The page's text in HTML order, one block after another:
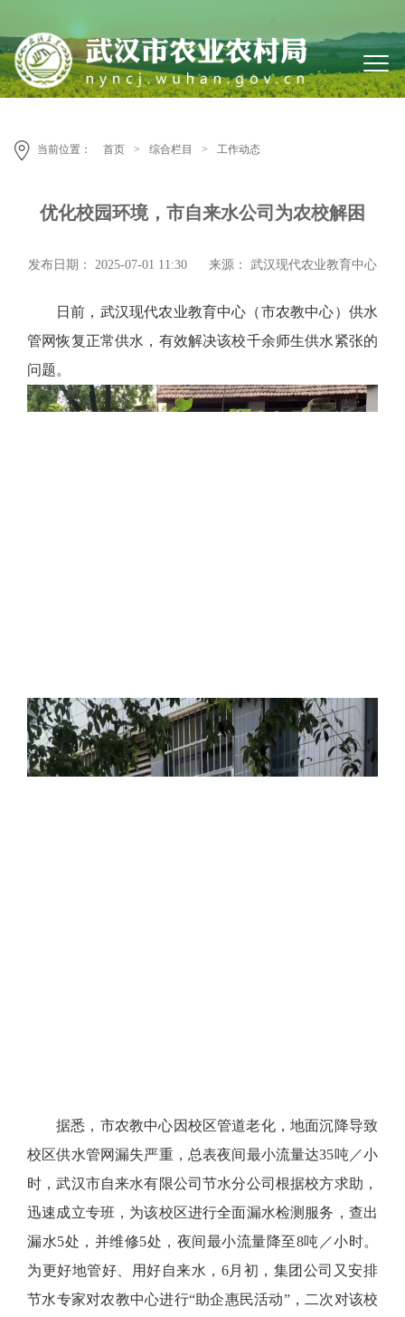
当前位置： 首页 > 综合栏目 > 工作动态
优化校园环境，市自来水公司为农校解困
发布日期： 2025-07-01 11:30 来源： 武汉现代农业教育中心
日前，武汉现代农业教育中心（市农教中心）供水
管网恢复正常供水，有效解决该校千余师生供水紧张的
问题。
据悉，市农教中心因校区管道老化，地面沉降导致
校区供水管网漏失严重，总表夜间最小流量达35吨／小
时，武汉市自来水有限公司节水分公司根据校方求助，
迅速成立专班，为该校区进行全面漏水检测服务，查出
漏水5处，并维修5处，夜间最小流量降至8吨／小时。
为更好地管好、用好自来水，6月初，集团公司又安排
节水专家对农教中心进行“助企惠民活动”，二次对该校